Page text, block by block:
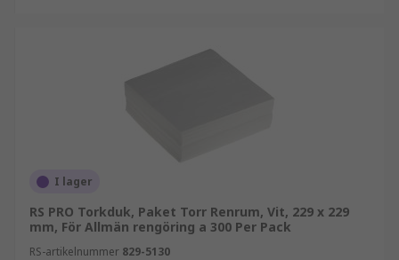
I lager
RS PRO Torkduk, Paket Torr Renrum, Vit, 229 x 229
mm, För Allmän rengöring a 300 Per Pack
RS-artikelnummer 829-5130